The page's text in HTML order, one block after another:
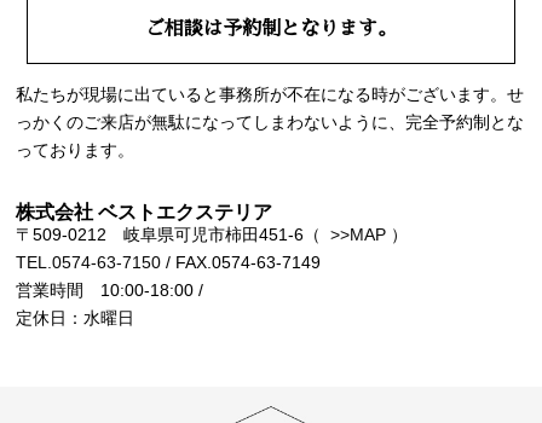
ご相談は予約制となります。
私たちが現場に出ていると事務所が不在になる時がございます。せ
っかくのご来店が無駄になってしまわないように、完全予約制とな
っております。
株式会社 ベストエクステリア
〒509-0212 岐阜県可児市柿田451-6（ >>MAP ）
TEL.0574-63-7150 / FAX.0574-63-7149
営業時間 10:00-18:00 /
定休日：水曜日